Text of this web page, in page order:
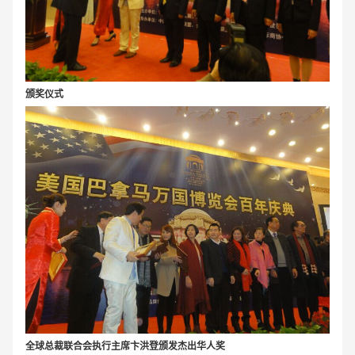
颁奖仪式
全球总裁联合会执行主席卞洪登颁发杰出华人奖